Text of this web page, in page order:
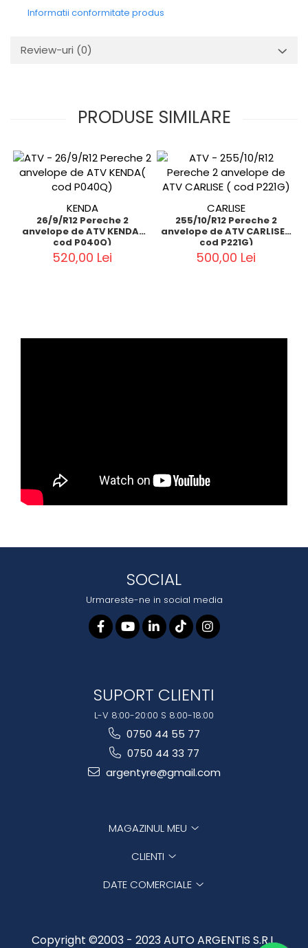
Informatii conformitate produs
Review-uri (0)
PRODUSE SIMILARE
KENDA
26/9/R12 Pereche 2
anvelope de ATV KENDA(
cod P040Q)
520,00 Lei
CARLISE
255/10/R12 Pereche 2
anvelope de ATV CARLISE (
cod P221G)
500,00 Lei
SOCIAL
Urmareste-ne in social media
SUPORT CLIENTI
L-V 8:00-20:00 S 8:00-18:00
0750 44 55 77
0750 44 33 77
argentyre@gmail.com
MAGAZINUL MEU
CLIENTI
DATE COMERCIALE
Copyright ©2003 - 2023 AUTO ARGENTIS S.R.L.